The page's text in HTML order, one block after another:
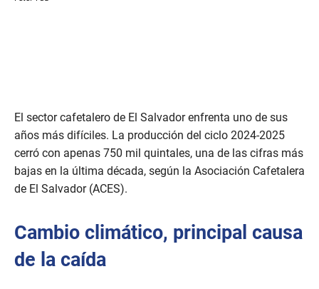
El sector cafetalero de El Salvador enfrenta uno de sus
años más difíciles. La producción del ciclo 2024-2025
cerró con apenas 750 mil quintales, una de las cifras más
bajas en la última década, según la Asociación Cafetalera
de El Salvador (ACES).
Cambio climático, principal causa
de la caída